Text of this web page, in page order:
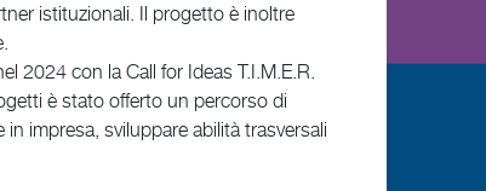
istituzionali. Il progetto è inoltre
2024 con la Call for Ideas T.I.M.E.R.
è stato offerto un percorso di
impresa, sviluppare abilità trasversali